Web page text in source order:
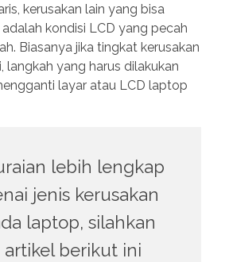
kerusakan lain yang bisa
kondisi LCD yang pecah
Biasanya jika tingkat kerusakan
langkah yang harus dilakukan
layar atau LCD laptop
lebih lengkap
jenis kerusakan
laptop, silahkan
artikel berikut ini